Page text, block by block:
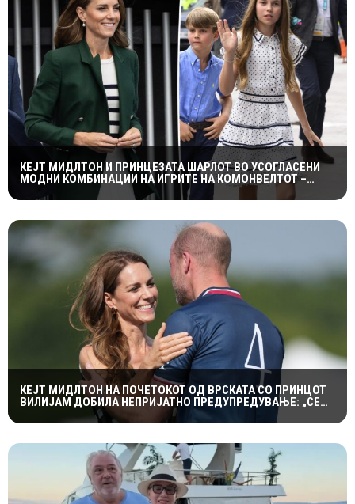
КЕЈТ МИДЛТОН И ПРИНЦЕЗАТА ШАРЛОТ ВО УСОГЛАСЕНИ
МОДНИ КОМБИНАЦИИ НА ИГРИТЕ НА КОМОНВЕЛТОТ –
КРАЛСКОТО СЕМЕЈСТВО ГО ПРИВЛЕЧЕ ЦЕЛОТО ВНИМАНИЕ
КЕЈТ МИДЛТОН НА ПОЧЕТОКОТ ОД ВРСКАТА СО ПРИНЦОТ
ВИЛИЈАМ ДОБИЛА НЕПРИЈАТНО ПРЕДУПРЕДУВАЊЕ: „СЕ
МАЖИШ ВО ПОГРЕШНО СЕМЕЈСТВО“